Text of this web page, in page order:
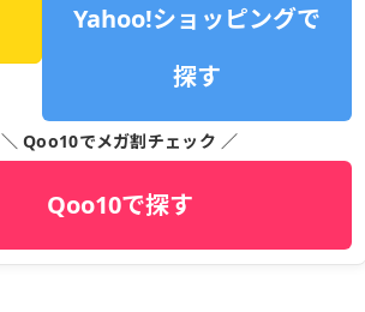
Yahoo!ショッピングで
探す
＼ Qoo10でメガ割チェック ／
Qoo10で探す